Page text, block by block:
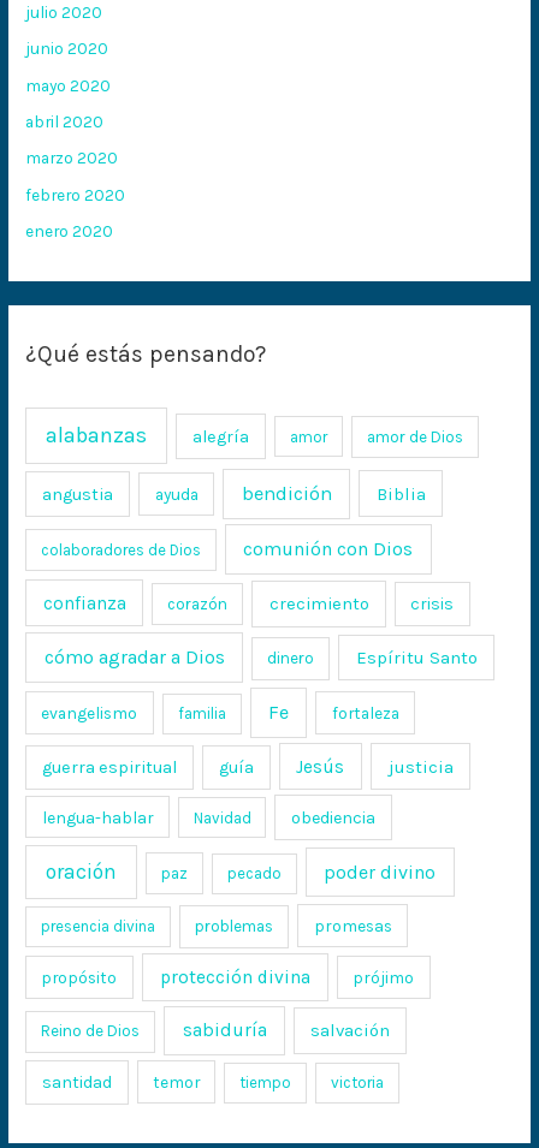
julio 2020
junio 2020
mayo 2020
abril 2020
marzo 2020
febrero 2020
enero 2020
¿Qué estás pensando?
alabanzas alegría amor amor de Dios
angustia ayuda bendición Biblia
colaboradores de Dios comunión con Dios
confianza corazón crecimiento crisis
cómo agradar a Dios dinero Espíritu Santo
evangelismo familia Fe fortaleza
guerra espiritual guía Jesús justicia
lengua-hablar Navidad obediencia
oración paz pecado poder divino
presencia divina problemas promesas
propósito protección divina prójimo
Reino de Dios sabiduría salvación
santidad temor tiempo victoria